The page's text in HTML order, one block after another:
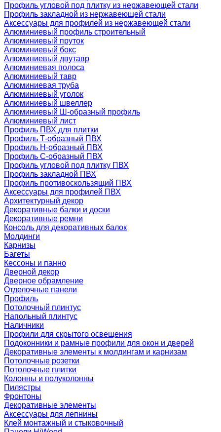
Профиль угловой под плитку из нержавеющей стали
Профиль закладной из нержавеющей стали
Аксессуары для профилей из нержавеющей стали
Алюминиевый профиль строительный
Алюминиевый пруток
Алюминиевый бокс
Алюминиевый двутавр
Алюминиевая полоса
Алюминиевый тавр
Алюминиевая труба
Алюминиевый уголок
Алюминиевый швеллер
Алюминиевый Ш-образный профиль
Алюминиевый лист
Профиль ПВХ для плитки
Профиль Т-образный ПВХ
Профиль H-образный ПВХ
Профиль C-образный ПВХ
Профиль угловой под плитку ПВХ
Профиль закладной ПВХ
Профиль противоскользящий ПВХ
Аксессуары для профилей ПВХ
Архитектурный декор
Декоративные балки и доски
Декоративные ремни
Консоль для декоративных балок
Молдинги
Карнизы
Багеты
Кессоны и панно
Дверной декор
Дверное обрамление
Отделочные панели
Профиль
Потолочный плинтус
Напольный плинтус
Наличники
Профили для скрытого освещения
Подоконники и рамные профили для окон и дверей
Декоративные элементы к молдингам и карнизам
Потолочные розетки
Потолочные плитки
Колонны и полуколонны
Пилястры
Фронтоны
Декоративные элементы
Аксессуары для лепнины
Клей монтажный и стыковочный